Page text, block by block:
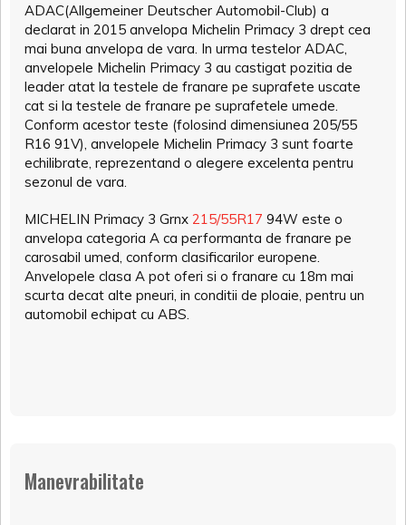
ADAC(Allgemeiner Deutscher Automobil-Club) a
declarat in 2015 anvelopa Michelin Primacy 3 drept cea
mai buna anvelopa de vara. In urma testelor ADAC,
anvelopele Michelin Primacy 3 au castigat pozitia de
leader atat la testele de franare pe suprafete uscate
cat si la testele de franare pe suprafetele umede.
Conform acestor teste (folosind dimensiunea 205/55
R16 91V), anvelopele Michelin Primacy 3 sunt foarte
echilibrate, reprezentand o alegere excelenta pentru
sezonul de vara.
MICHELIN Primacy 3 Grnx 215/55R17 94W este o
anvelopa categoria A ca performanta de franare pe
carosabil umed, conform clasificarilor europene.
Anvelopele clasa A pot oferi si o franare cu 18m mai
scurta decat alte pneuri, in conditii de ploaie, pentru un
automobil echipat cu ABS.
Manevrabilitate